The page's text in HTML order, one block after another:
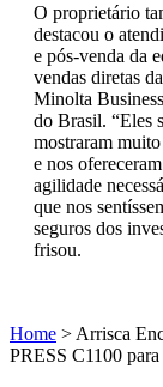
O proprietário
destacou o
e pós-venda da
vendas diretas
Minolta
do Brasil. “Eles
mostraram muito
e nos
agilidade
que nos
seguros dos
frisou.
Home > Arrisca
PRESS C1100